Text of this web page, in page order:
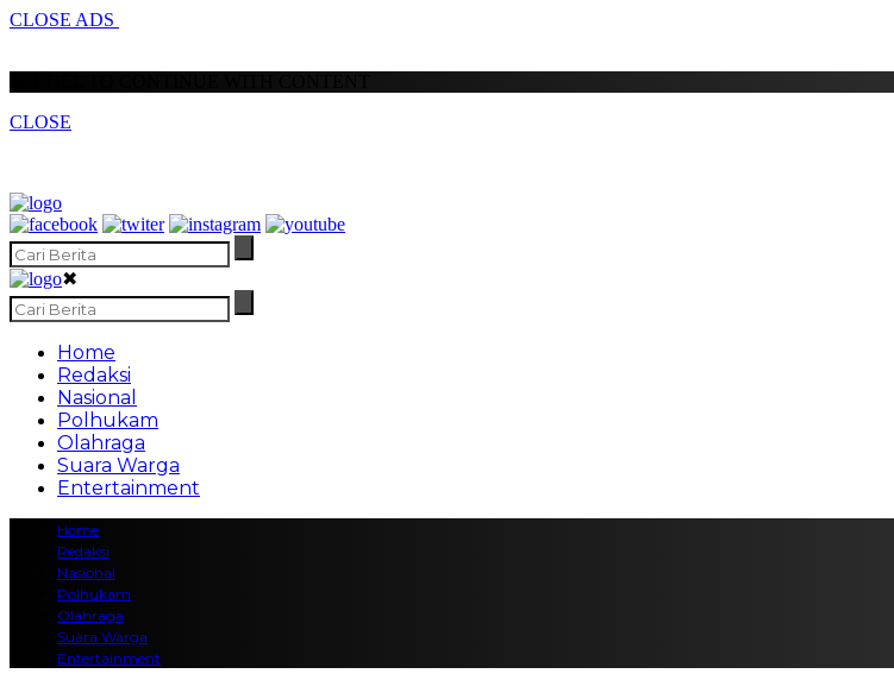
CLOSE ADS
CLOSE
✖
Home
Redaksi
Nasional
Polhukam
Olahraga
Suara Warga
Entertainment
Home
Redaksi
Nasional
Polhukam
Olahraga
Suara Warga
Entertainment